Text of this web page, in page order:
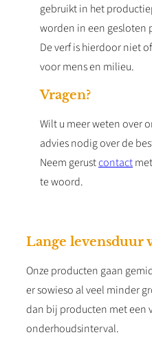
gebruikt in het
worden in een gesloten
De verf is hierdoor niet
voor mens en milieu.
Vragen?
Wilt u meer weten over
advies nodig over de
Neem gerustcontact
te woord.
Lange levensduur
Onze producten gaan
er sowieso al veel minder
dan bij producten met een
onderhoudsinterval.